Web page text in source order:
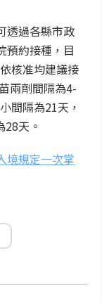
透過各縣市政
預約接種，目
核准均建議接
兩劑間隔為4-
間隔為21天，
天。
境規定一次掌